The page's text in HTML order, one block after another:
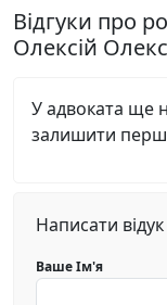
Відгуки про
Олексій
У адвоката ще
залишити
Написати
Ваше Ім'я